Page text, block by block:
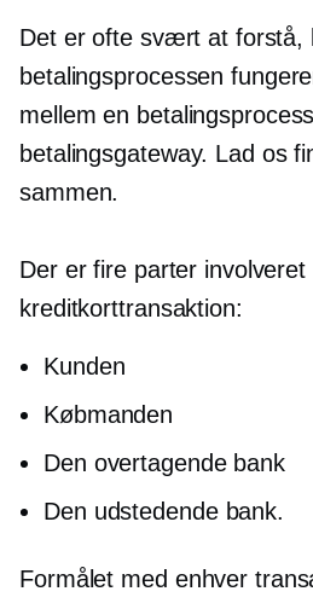
Det er ofte svært at forstå,
betalingsprocessen
mellem en
betalingsgateway. Lad os
sammen.
Der er fire parter involveret
kreditkorttransaktion:
Kunden
Købmanden
Den overtagende bank
Den udstedende bank.
Formålet med enhver